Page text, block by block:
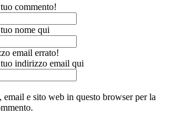
commento!
nome qui
email errato!
indirizzo email qui
email e sito web in questo browser per la